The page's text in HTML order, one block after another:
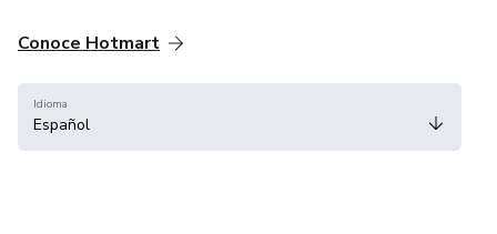
Conoce Hotmart
Idioma
Español